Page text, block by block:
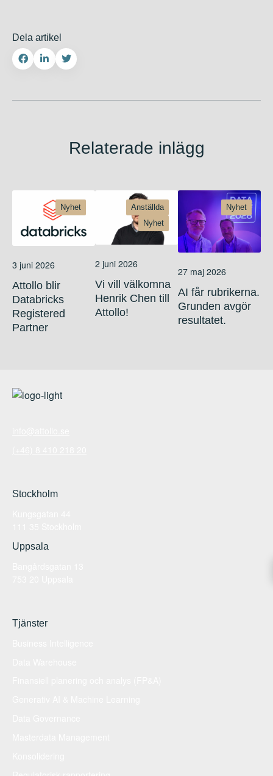
Dela artikel
Relaterade inlägg
3 juni 2026
Nyhet
Attollo blir
Databricks
Registered
Partner
2 juni 2026
Anställda
Nyhet
Vi vill välkomna
Henrik Chen till
Attollo!
27 maj 2026
Nyhet
AI får rubrikerna.
Grunden avgör
resultatet.
Stockholm
Uppsala
Tjänster